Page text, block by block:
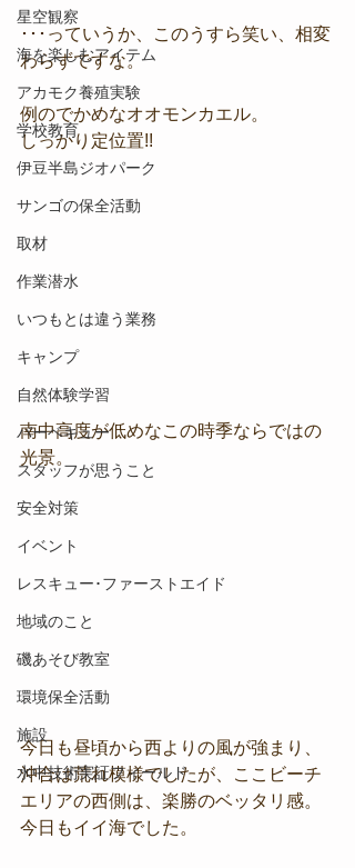
星空観察
海を楽しむアイテム
アカモク養殖実験
学校教育
伊豆半島ジオパーク
サンゴの保全活動
取材
作業潜水
いつもとは違う業務
キャンプ
自然体験学習
バーベキュー
スタッフが思うこと
安全対策
イベント
レスキュー･ファーストエイド
地域のこと
磯あそび教室
環境保全活動
施設
水中技術実証フィールド
･･･っていうか、このうすら笑い、相変
わらずですな。
例のでかめなオオモンカエル。
しっかり定位置!!
南中高度が低めなこの時季ならではの
光景。
今日も昼頃から西よりの風が強まり、
沖合は荒れ模様でしたが、ここビーチ
エリアの西側は、楽勝のベッタリ感。
今日もイイ海でした。